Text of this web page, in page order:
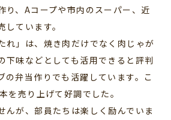
り、Aコープや市内のスーパー、近
ています。
れ」は、焼き肉だけでなく肉じゃが
下味などとしても活用できると評判
の弁当作りでも活躍しています。こ
を売り上げて好調でした。
が、部員たちは楽しく励んでいま